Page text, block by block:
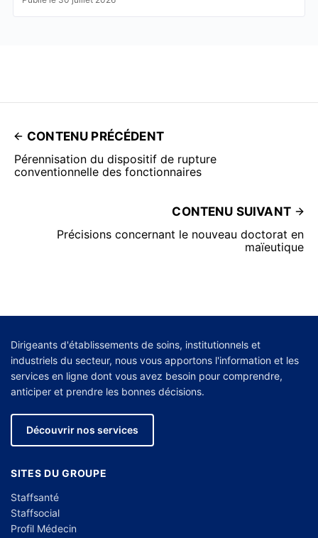
CONTENU PRÉCÉDENT
Pérennisation du dispositif de rupture
conventionnelle des fonctionnaires
CONTENU SUIVANT
Précisions concernant le nouveau doctorat en
maïeutique
Dirigeants d'établissements de soins, institutionnels et
industriels du secteur, nous vous apportons l'information et les
services en ligne dont vous avez besoin pour comprendre,
anticiper et prendre les bonnes décisions.
Découvrir nos services
SITES DU GROUPE
Staffsanté
Staffsocial
Profil Médecin